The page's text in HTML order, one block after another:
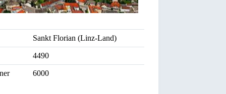
Sankt Florian (Linz-Land)
4490
6000